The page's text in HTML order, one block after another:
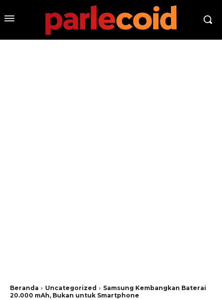
Beranda Uncategorized
Samsung Kembangkan Baterai
20.000 mAh, Bukan untuk Smartphone